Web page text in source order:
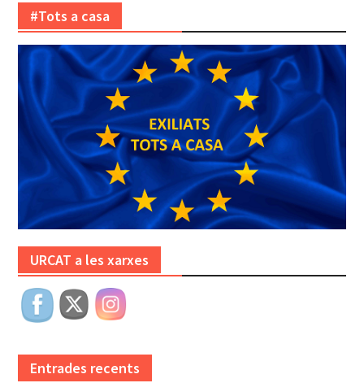
#Tots a casa
URCAT a les xarxes
Entrades recents